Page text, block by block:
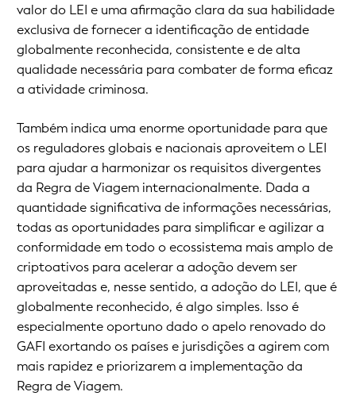
valor do LEI e uma afirmação clara da sua habilidade
exclusiva de fornecer a identificação de entidade
globalmente reconhecida, consistente e de alta
qualidade necessária para combater de forma eficaz
a atividade criminosa.
Também indica uma enorme oportunidade para que
os reguladores globais e nacionais aproveitem o LEI
para ajudar a harmonizar os requisitos divergentes
da Regra de Viagem internacionalmente. Dada a
quantidade significativa de informações necessárias,
todas as oportunidades para simplificar e agilizar a
conformidade em todo o ecossistema mais amplo de
criptoativos para acelerar a adoção devem ser
aproveitadas e, nesse sentido, a adoção do LEI, que é
globalmente reconhecido, é algo simples. Isso é
especialmente oportuno dado o apelo renovado do
GAFI exortando os países e jurisdições a agirem com
mais rapidez e priorizarem a implementação da
Regra de Viagem.